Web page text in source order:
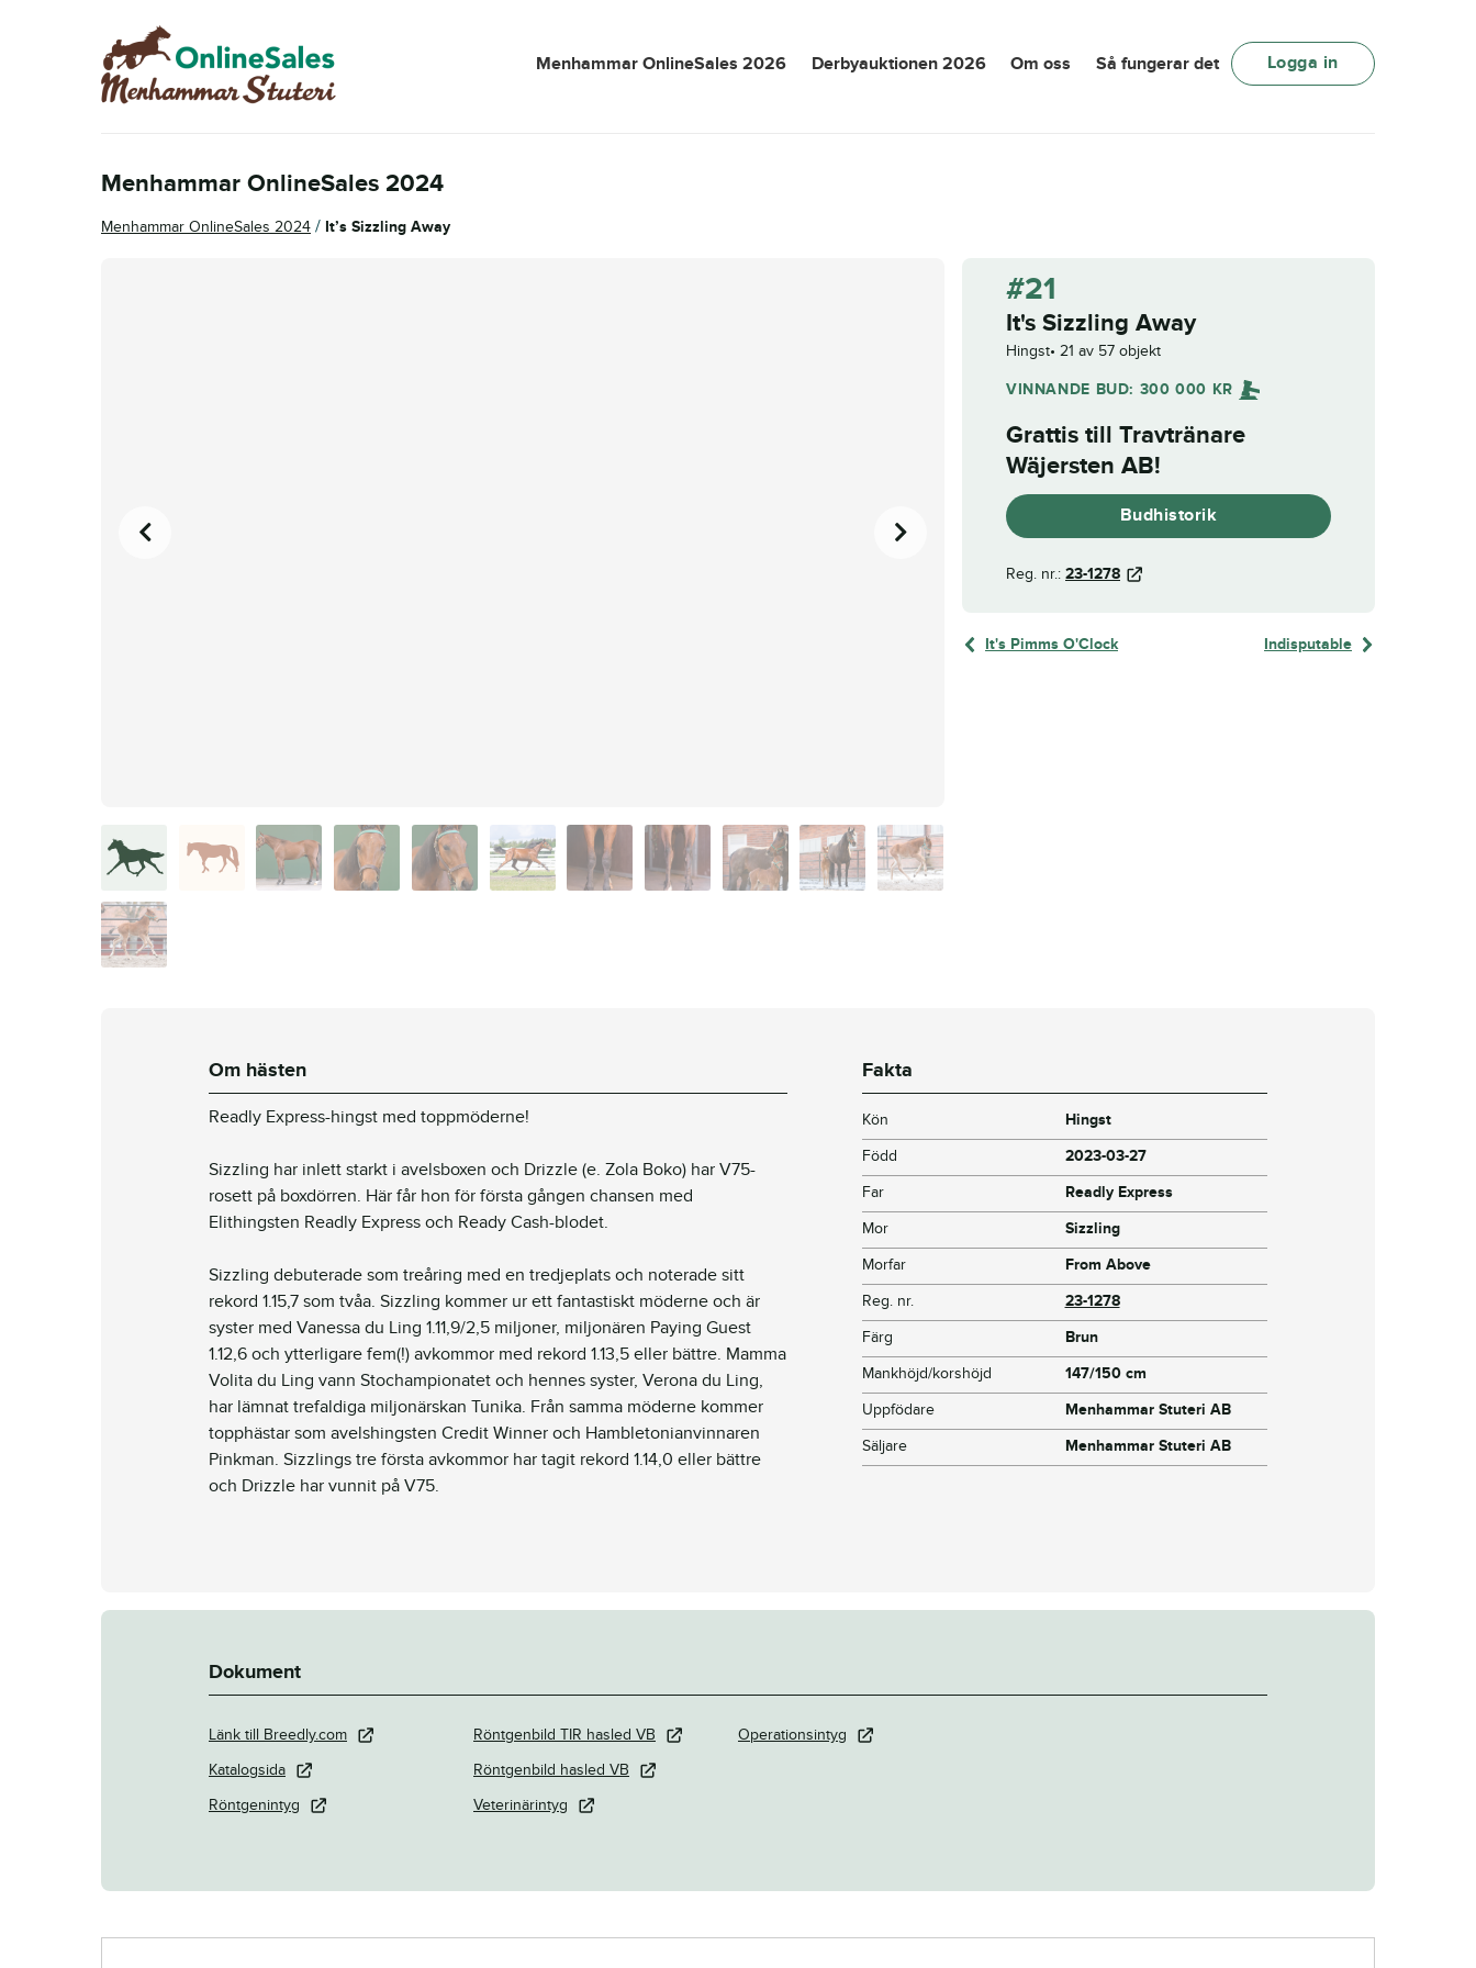
Hoppa
till
navigering
Hoppa
till
innehåll
Menhammar OnlineSales 2026 Derbyauktionen 2026 Om oss Så fungerar det Logga in
Menhammar OnlineSales 2024
Menhammar OnlineSales 2024 / It’s Sizzling Away
#21
It's Sizzling Away
Hingst 21 av 57 objekt
VINNANDE BUD: 300 000 KR
Grattis till Travtränare
Wäjersten AB!
Budhistorik
Reg. nr.: 23-1278
It's Pimms O'Clock Indisputable
Om hästen
Readly Express-hingst med toppmöderne!
Sizzling har inlett starkt i avelsboxen och Drizzle (e. Zola Boko) har V75-
rosett på boxdörren. Här får hon för första gången chansen med
Elithingsten Readly Express och Ready Cash-blodet.
Sizzling debuterade som treåring med en tredjeplats och noterade sitt
rekord 1.15,7 som tvåa. Sizzling kommer ur ett fantastiskt möderne och är
syster med Vanessa du Ling 1.11,9/2,5 miljoner, miljonären Paying Guest
1.12,6 och ytterligare fem(!) avkommor med rekord 1.13,5 eller bättre. Mamma
Volita du Ling vann Stochampionatet och hennes syster, Verona du Ling,
har lämnat trefaldiga miljonärskan Tunika. Från samma möderne kommer
topphästar som avelshingsten Credit Winner och Hambletonianvinnaren
Pinkman. Sizzlings tre första avkommor har tagit rekord 1.14,0 eller bättre
och Drizzle har vunnit på V75.
Fakta
Kön
Hingst
Född
2023-03-27
Far
Readly Express
Mor
Sizzling
Morfar
From Above
Reg. nr.
23-1278
Färg
Brun
Mankhöjd/korshöjd
147/150 cm
Uppfödare
Menhammar Stuteri AB
Säljare
Menhammar Stuteri AB
Dokument
Länk till Breedly.com
Katalogsida
Röntgenintyg
Röntgenbild TIR hasled VB
Röntgenbild hasled VB
Veterinärintyg
Operationsintyg